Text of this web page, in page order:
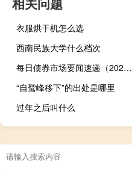
衣服烘干机怎么选
西南民族大学什么档次
每日债券市场要闻速递（2023-09-27）
“自鹫峰移下”的出处是哪里
过年之后叫什么